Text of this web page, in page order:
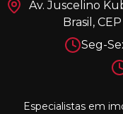
Av. Juscelino
Brasil,
Seg-
Especialistas em